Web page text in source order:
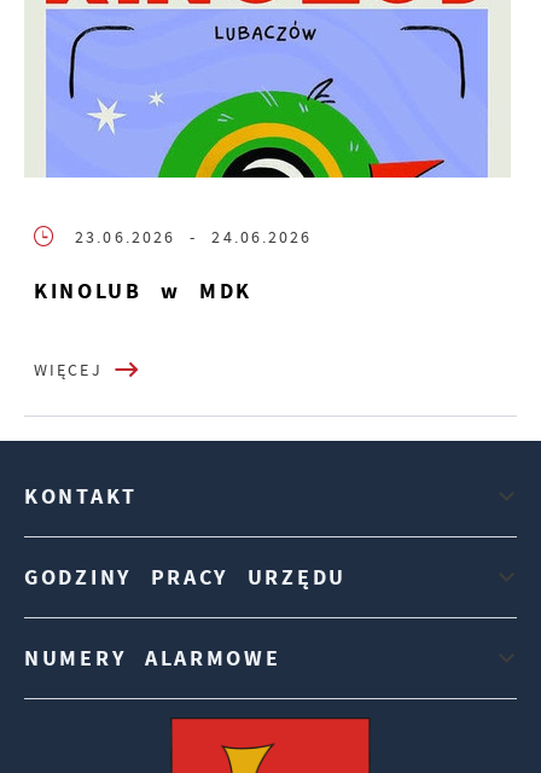
23.06.2026 - 24.06.2026
KINOLUB w MDK
WIĘCEJ
KONTAKT
GODZINY PRACY URZĘDU
NUMERY ALARMOWE